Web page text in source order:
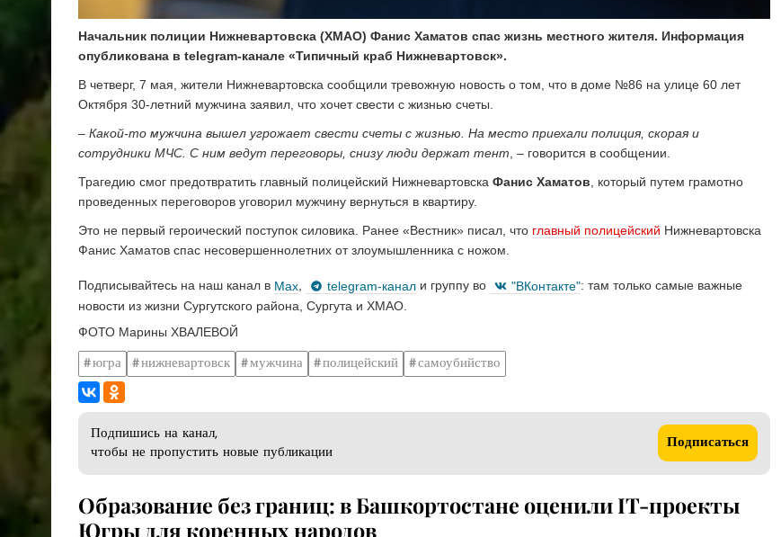
Начальник полиции Нижневартовска (ХМАО) Фанис Хаматов спас жизнь местного жителя. Информация
опубликована в telegram-канале «Типичный краб Нижневартовск».
В четверг, 7 мая, жители Нижневартовска сообщили тревожную новость о том, что в доме №86 на улице 60 лет
Октября 30-летний мужчина заявил, что хочет свести с жизнью счеты.
– Какой-то мужчина вышел угрожает свести счеты с жизнью. На место приехали полиция, скорая и
сотрудники МЧС. С ним ведут переговоры, снизу люди держат тент , – говорится в сообщении.
Трагедию смог предотвратить главный полицейский Нижневартовска Фанис Хаматов , который путем грамотно
проведенных переговоров уговорил мужчину вернуться в квартиру.
Это не первый героический поступок силовика. Ранее «Вестник» писал, что главный полицейский Нижневартовска
Фанис Хаматов спас несовершеннолетних от злоумышленника с ножом.
Подписывайтесь на наш канал в Max, telegram-канал и группу во "ВКонтакте": там только самые важные
новости из жизни Сургутского района, Сургута и ХМАО.
ФОТО Марины ХВАЛЕВОЙ
югра нижневартовск мужчина полицейский самоубийство
Подпишись на канал,
чтобы не пропустить новые публикации
Подписаться
Образование без границ: в Башкортостане оценили IT-проекты
Югры для коренных народов